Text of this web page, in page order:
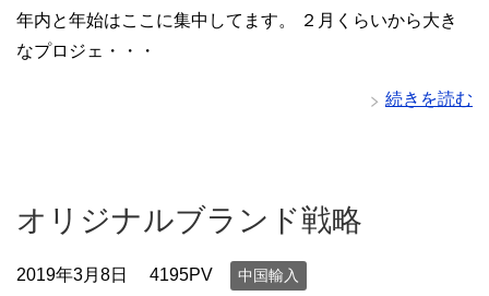
年内と年始はここに集中してます。 ２月くらいから大き
なプロジェ・・・
続きを読む
オリジナルブランド戦略
2019年3月8日 4195PV 中国輸入